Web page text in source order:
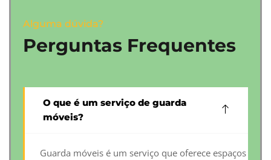
Alguma dúvida?
Perguntas Frequentes
O que é um serviço de guarda
móveis?
Guarda móveis é um serviço que oferece espaços